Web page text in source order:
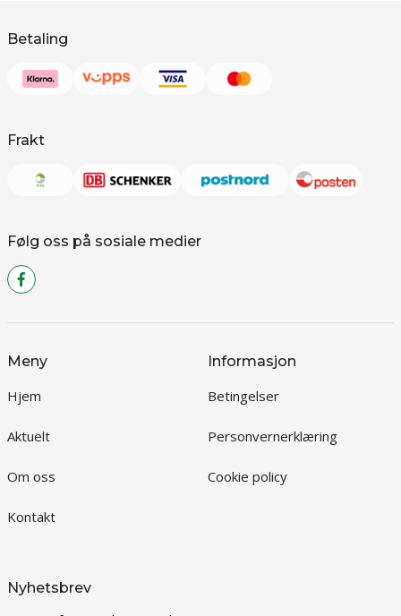
Betaling
Frakt
Følg oss på sosiale medier
Meny
Hjem
Aktuelt
Om oss
Kontakt
Informasjon
Betingelser
Personvernerklæring
Cookie policy
Nyhetsbrev